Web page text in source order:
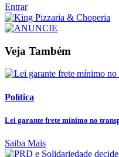
Entrar
Veja Também
Política
Lei garante frete mínimo no
Saiba Mais